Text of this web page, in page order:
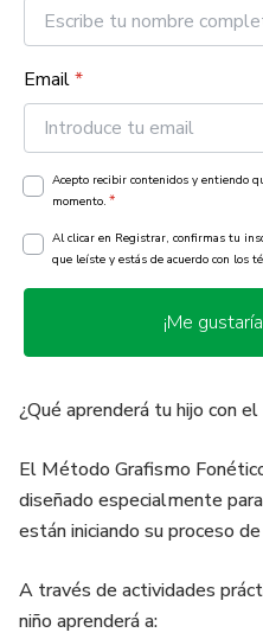
Email*
Acepto recibir contenidos y entiendo
momento. *
Al clicar en Registrar, confirmas tu
que leíste y estás de acuerdo con los
¡Me
¿Qué aprenderá tu hijo con
El Método Grafismo
diseñado especialmente
están iniciando su proceso
A través de actividades
niño aprenderá a: